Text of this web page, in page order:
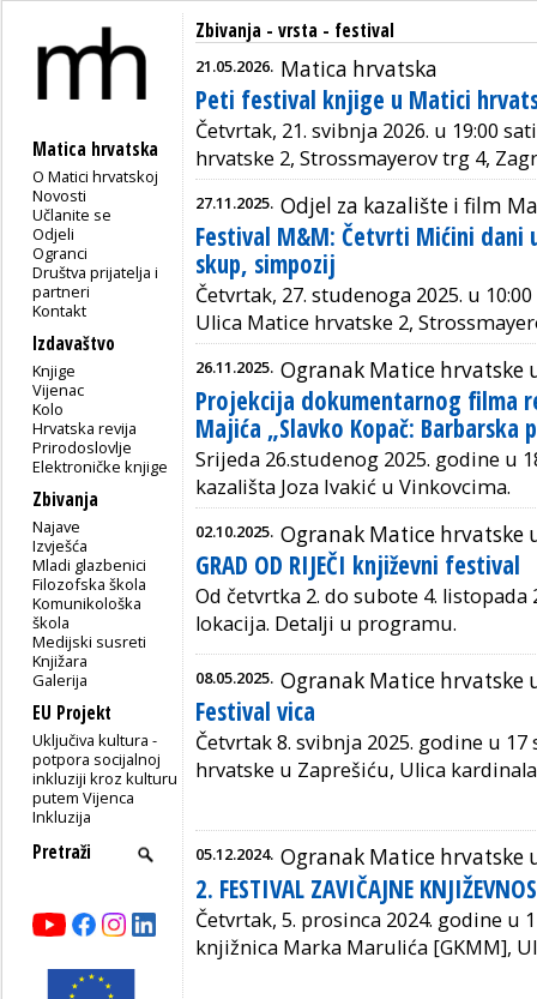
Matica hrvatska
O Matici hrvatskoj
Novosti
Učlanite se
Odjeli
Ogranci
Društva prijatelja i
partneri
Kontakt
Izdavaštvo
Knjige
Vijenac
Kolo
Hrvatska revija
Prirodoslovlje
Elektroničke knjige
Zbivanja
Najave
Izvješća
Mladi glazbenici
Filozofska škola
Komunikološka
škola
Medijski susreti
Knjižara
Galerija
EU Projekt
Uključiva kultura -
potpora socijalnoj
inkluziji kroz kulturu
putem Vijenca
Inkluzija
Zbivanja - vrsta - festival
21.05.2026. Matica hrvatska
Peti festival knjige u Matici
Četvrtak, 21. svibnja 2026. u 19:00
hrvatske 2, Strossmayerov trg 4,
27.11.2025. Odjel za kazalište i film
Festival M&M: Četvrti Mićini
skup, simpozij
Četvrtak, 27. studenoga 2025. u
Ulica Matice hrvatske 2,
26.11.2025. Ogranak Matice hrvatske
Projekcija dokumentarnog filma
Majića „Slavko Kopač: Barbarska
Srijeda 26.studenog 2025. godine u
kazališta Joza Ivakić u Vinkovcima.
02.10.2025. Ogranak Matice hrvatske
GRAD OD RIJEČI književni festival
Od četvrtka 2. do subote 4. listopada
lokacija. Detalji u programu.
08.05.2025. Ogranak Matice hrvatske
Festival vica
Četvrtak 8. svibnja 2025. godine u
hrvatske u Zaprešiću, Ulica kardinala
05.12.2024. Ogranak Matice hrvatske
2. FESTIVAL ZAVIČAJNE
Četvrtak, 5. prosinca 2024. godine u
knjižnica Marka Marulića [GKMM],